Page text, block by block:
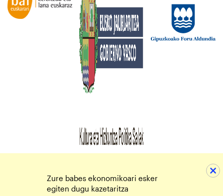
Zure babes ekonomikoari esker
egiten dugu kazetaritza